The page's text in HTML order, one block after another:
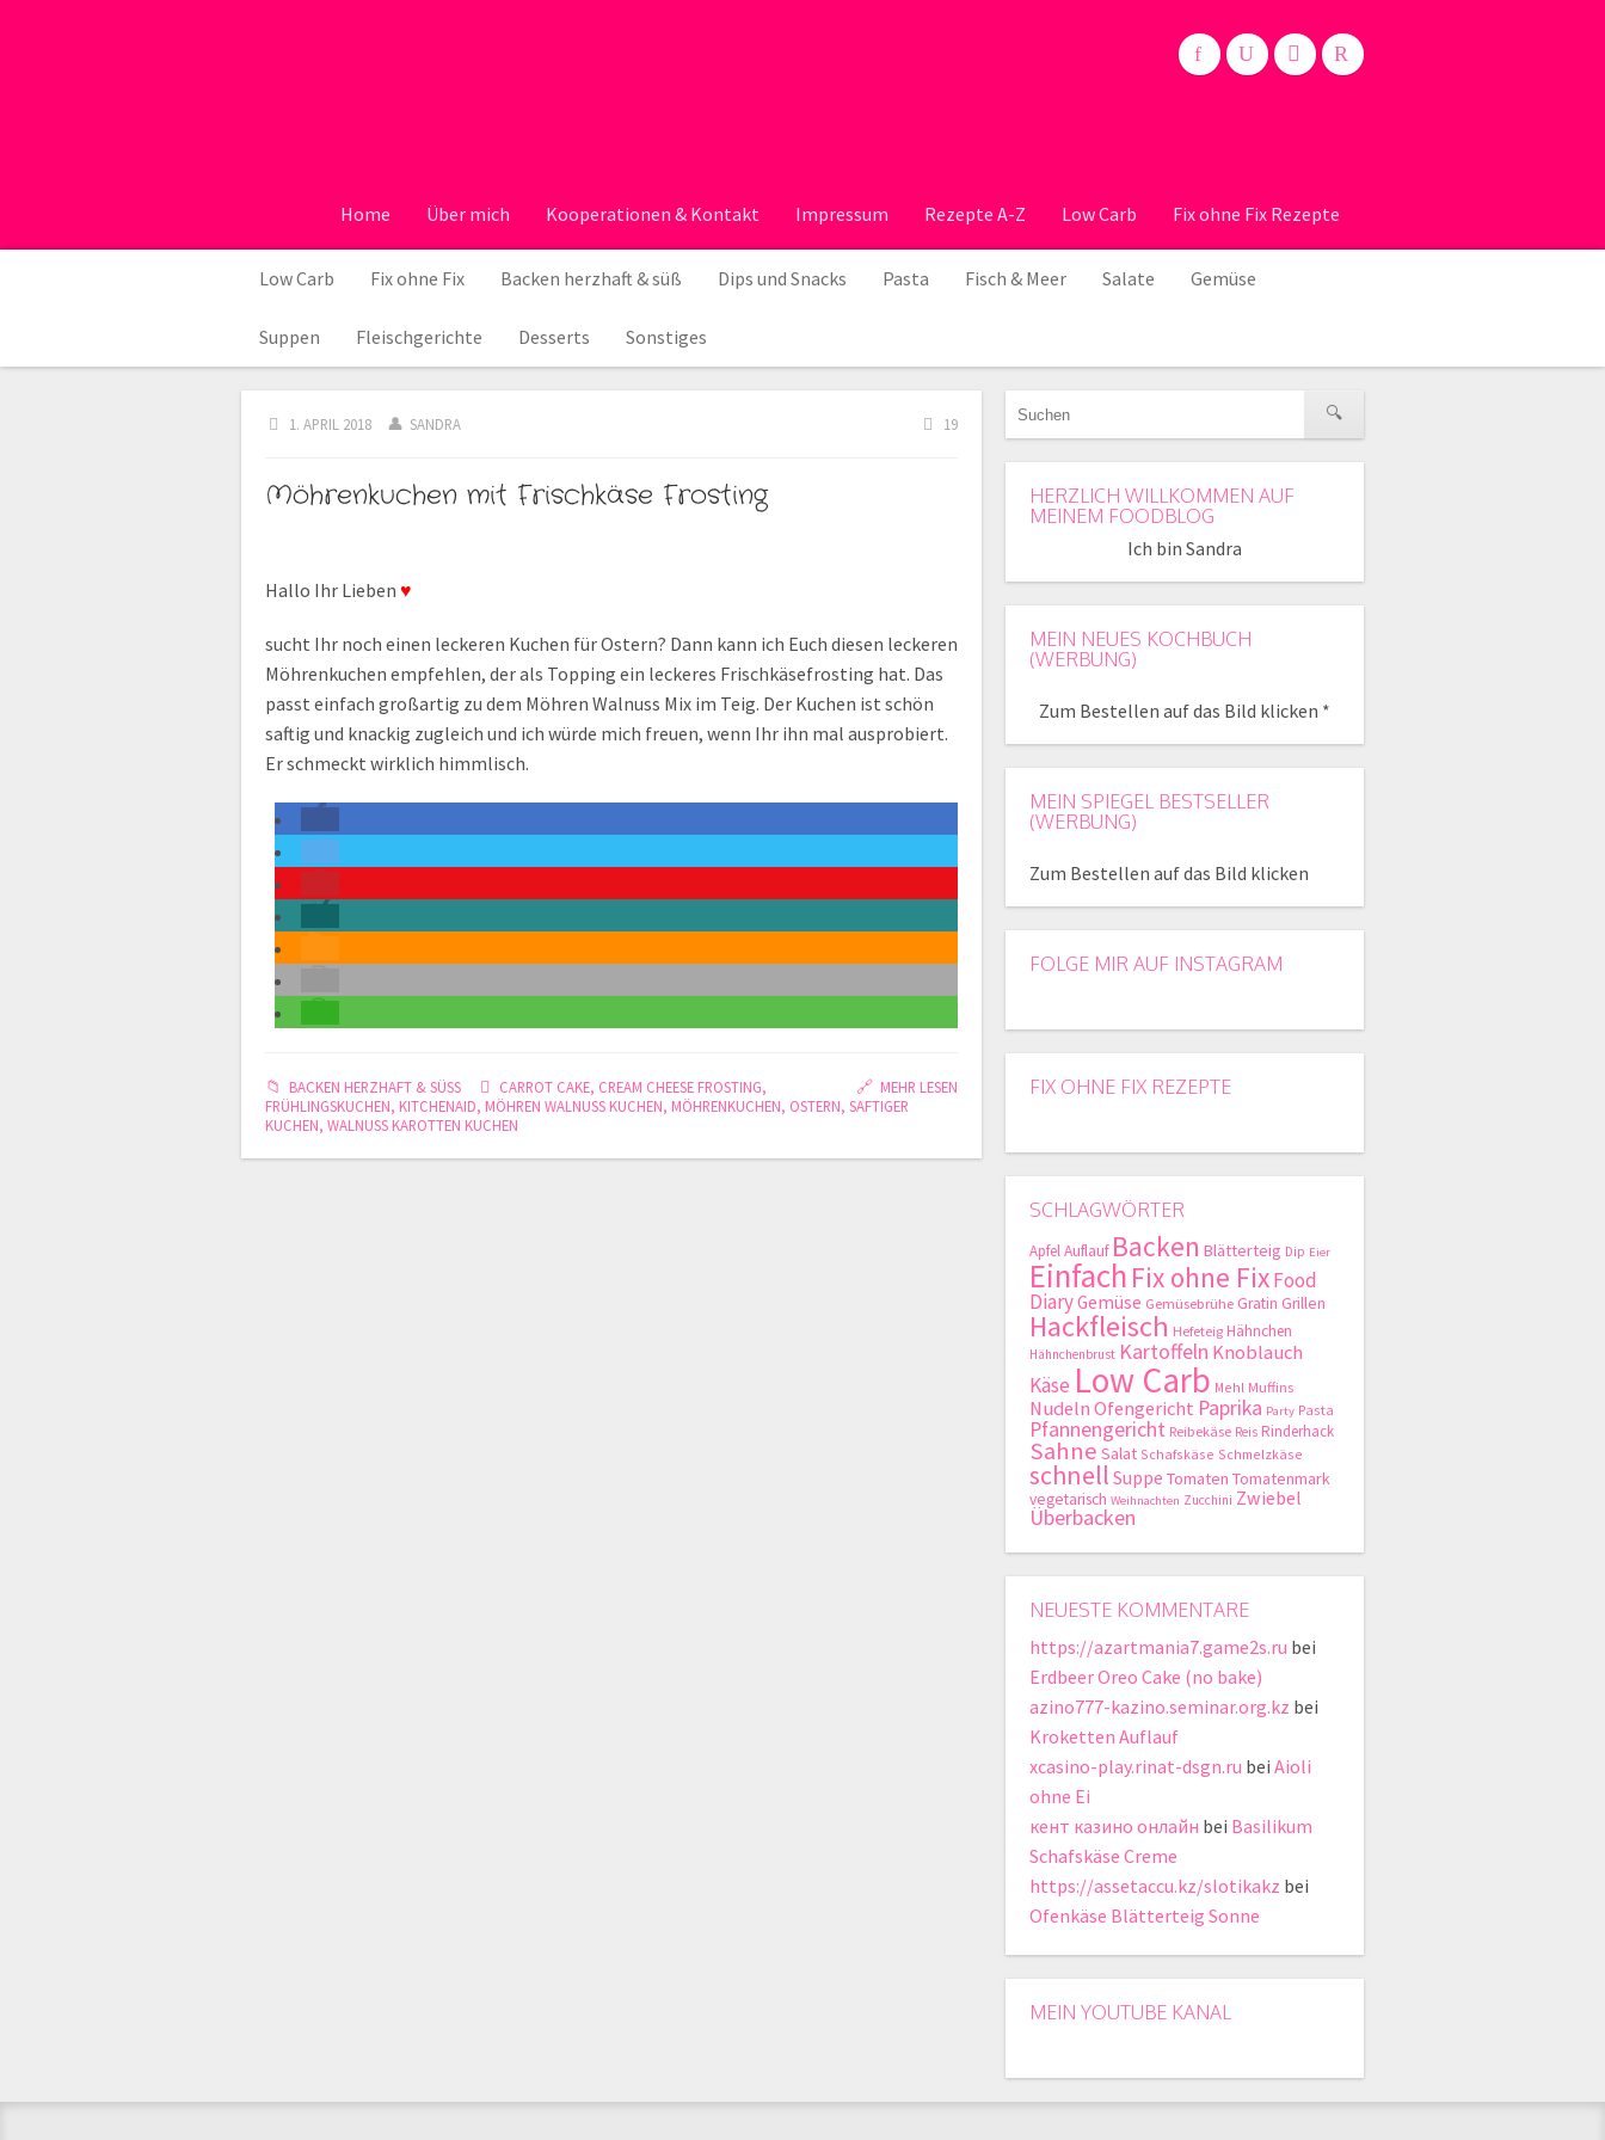
Home Über mich Kooperationen & Kontakt Impressum Rezepte A-Z Low Carb Fix ohne Fix Rezepte
Low Carb Fix ohne Fix Backen herzhaft & süß Dips und Snacks Pasta Fisch & Meer Salate Gemüse
Suppen Fleischgerichte Desserts Sonstiges
1. APRIL 2018 SANDRA 19
Möhrenkuchen mit Frischkäse Frosting
Hallo Ihr Lieben ♥
sucht Ihr noch einen leckeren Kuchen für Ostern? Dann kann ich Euch diesen leckeren
Möhrenkuchen empfehlen, der als Topping ein leckeres Frischkäsefrosting hat. Das
passt einfach großartig zu dem Möhren Walnuss Mix im Teig. Der Kuchen ist schön
saftig und knackig zugleich und ich würde mich freuen, wenn Ihr ihn mal ausprobiert.
Er schmeckt wirklich himmlisch.
MEHR LESEN
BACKEN HERZHAFT & SÜSS CARROT CAKE, CREAM CHEESE FROSTING,
FRÜHLINGSKUCHEN, KITCHENAID, MÖHREN WALNUSS KUCHEN, MÖHRENKUCHEN, OSTERN, SAFTIGER
KUCHEN, WALNUSS KAROTTEN KUCHEN
HERZLICH WILLKOMMEN AUF
MEINEM FOODBLOG
Ich bin Sandra
MEIN NEUES KOCHBUCH
(WERBUNG)
Zum Bestellen auf das Bild klicken *
MEIN SPIEGEL BESTSELLER
(WERBUNG)
Zum Bestellen auf das Bild klicken
FOLGE MIR AUF INSTAGRAM
FIX OHNE FIX REZEPTE
SCHLAGWÖRTER
ApfelAuflauf Backen Blätterteig Dip Eier
Einfach Fix ohne FixFood
DiaryGemüse Gemüsebrühe Gratin Grillen
Hackfleisch Hefeteig Hähnchen
Hähnchenbrust Kartoffeln Knoblauch
Käse Low Carb Mehl Muffins
NudelnOfengericht Paprika Party Pasta
Pfannengericht Reibekäse Reis Rinderhack
Sahne Salat Schafskäse Schmelzkäse
schnell Suppe Tomaten Tomatenmark
vegetarisch Weihnachten Zucchini Zwiebel
Überbacken
NEUESTE KOMMENTARE
https://azartmania7.game2s.ru bei
Erdbeer Oreo Cake (no bake)
azino777-kazino.seminar.org.kz bei
Kroketten Auflauf
xcasino-play.rinat-dsgn.ru bei Aioli
ohne Ei
кент казино онлайн bei Basilikum
Schafskäse Creme
https://assetaccu.kz/slotikakz bei
Ofenkäse Blätterteig Sonne
MEIN YOUTUBE KANAL